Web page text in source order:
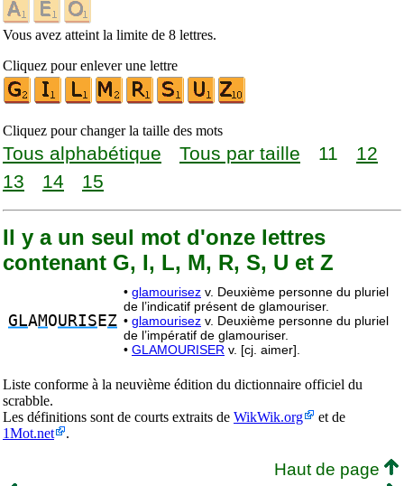
Vous avez atteint la limite de 8 lettres.
Cliquez pour enlever une lettre
Cliquez pour changer la taille des mots
Tous alphabétique Tous par taille 11
12
13
14 15
Il y a un seul mot d'onze lettres
contenant G, I, L, M, R, S, U et Z
GLAMOURIS EZ
• glamourisez v. Deuxième personne du pluriel
de l’indicatif présent de glamouriser.
• glamourisez v. Deuxième personne du pluriel
de l’impératif de glamouriser.
• GLAMOURISER v. [cj. aimer].
Liste conforme à la neuvième édition du dictionnaire officiel du
scrabble.
Les définitions sont de courts extraits de WikWik.org
et de
1Mot.net
.
Haut de page